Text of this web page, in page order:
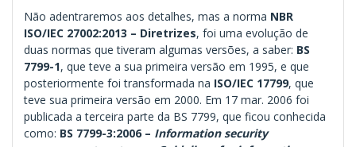
Não adentraremos aos detalhes, mas a norma NBR
ISO/IEC 27002:2013 – Diretrizes, foi uma evolução de
duas normas que tiveram algumas versões, a saber: BS
7799-1, que teve a sua primeira versão em 1995, e que
posteriormente foi transformada na ISO/IEC 17799, que
teve sua primeira versão em 2000. Em 17 mar. 2006 foi
publicada a terceira parte da BS 7799, que ficou conhecida
como: BS 7799-3:2006 – Information security